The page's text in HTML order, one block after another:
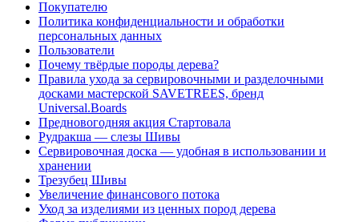
Покупателю
Политика конфиденциальности и обработки
персональных данных
Пользователи
Почему твёрдые породы дерева?
Правила ухода за сервировочными и разделочными
досками мастерской SAVETREES, бренд
Universal.Boards
Предновогодняя акция Стартовала
Рудракша — слезы Шивы
Сервировочная доска — удобная в использовании и
хранении
Трезубец Шивы
Увеличение финансового потока
Уход за изделиями из ценных пород дерева